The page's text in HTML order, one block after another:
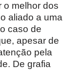
o melhor dos
aliado a uma
caso de
apesar de
pela
De grafia